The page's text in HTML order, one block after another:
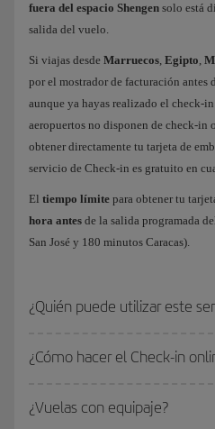
fuera del espacio Shengen solo está
salida del vuelo.
Si viajas desde Marruecos, Egipto,
por el mostrador de facturación antes
aunque ya hayas realizado el check-
aeropuertos no disponen de check-in
obtener directamente tu tarjeta de
servicio de Check-in es gratuito en
El tiempo límite para obtener tu
hora antes de la salida programada
San José y 180 minutos Caracas).
¿Quién puede utilizar este
¿Cómo hacer el Check-in
¿Vuelas con equipaje?